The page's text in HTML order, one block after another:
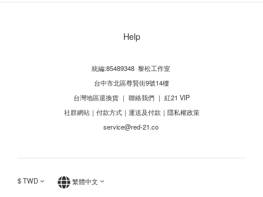
Help
統編:85489348 黎松工作室
台中市北區尊賢街9號14樓
台灣地區退換貨 ｜ 聯絡我們 ｜ 紅21 VIP
社群網站｜ 付款方式｜ 運送及付款 ｜ 隱私權政策
service@red-21.co
$TWD 繁體中文